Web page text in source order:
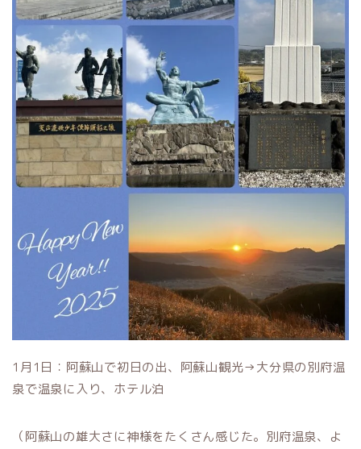
1月1日：阿蘇山で初日の出、阿蘇山観光→大分県の別府温
泉で温泉に入り、ホテル泊
（阿蘇山の雄大さに神様をたくさん感じた。別府温泉、よ